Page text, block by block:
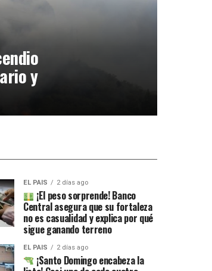
y
EL PAIS 2 días ago
¡El peso sorprende! Banco
Central asegura que su fortaleza
no es casualidad y explica por qué
sigue ganando terreno
EL PAIS 2 días ago
¡Santo Domingo encabeza la